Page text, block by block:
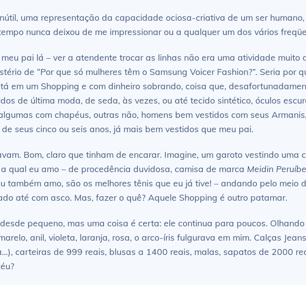
uma representação da capacidade ociosa-criativa de um ser
nunca deixou de me impressionar ou a qualquer um dos vários
pai lá – ver a atendente trocar as linhas não era uma atividade muito
de “Por que só mulheres têm o Samsung Voicer Fashion?”. Seria por
em um Shopping e com dinheiro sobrando, coisa que,
de última moda, de seda, às vezes, ou até tecido sintético, óculos
com chapéus, outras não, homens bem vestidos com seus
seus cinco ou seis anos, já mais bem vestidos que meu pai.
Bom, claro que tinham de encarar. Imagine, um garoto vestindo uma
qual eu amo – de procedência duvidosa, camisa de marca Meidin Peruíbe
também amo, são os melhores tênis que eu já tive! – andando pelo meio
até com asco. Mas, fazer o quê? Aquele Shopping é outro patamar.
pequeno, mas uma coisa é certa: ele continua para poucos.
anil, violeta, laranja, rosa, o arco-íris fulgurava em mim. Calças
carteiras de 999 reais, blusas a 1400 reais, malas, sapatos de 2000